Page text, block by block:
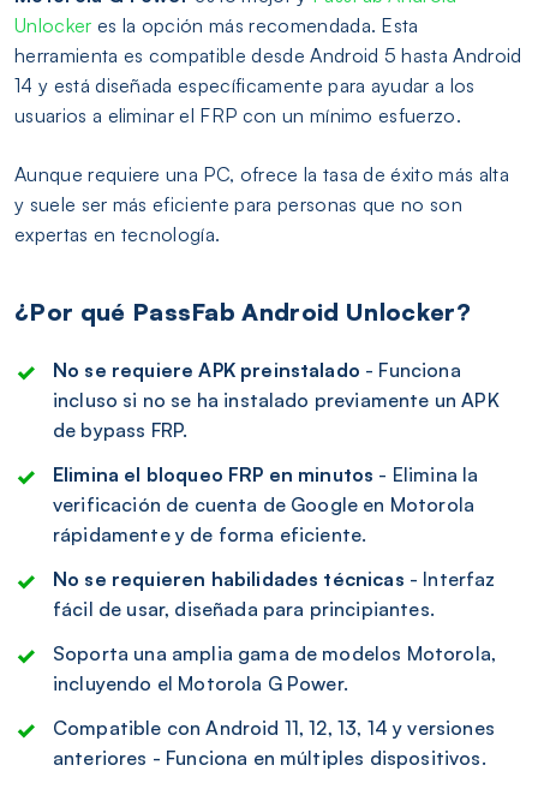
Unlocker es la opción más recomendada. Esta
herramienta es compatible desde Android 5 hasta Android
14 y está diseñada específicamente para ayudar a los
usuarios a eliminar el FRP con un mínimo esfuerzo.
Aunque requiere una PC, ofrece la tasa de éxito más alta
y suele ser más eficiente para personas que no son
expertas en tecnología.
¿Por qué PassFab Android Unlocker?
No se requiere APK preinstalado - Funciona
incluso si no se ha instalado previamente un APK
de bypass FRP.
Elimina el bloqueo FRP en minutos - Elimina la
verificación de cuenta de Google en Motorola
rápidamente y de forma eficiente.
No se requieren habilidades técnicas - Interfaz
fácil de usar, diseñada para principiantes.
Soporta una amplia gama de modelos Motorola,
incluyendo el Motorola G Power.
Compatible con Android 11, 12, 13, 14 y versiones
anteriores - Funciona en múltiples dispositivos.